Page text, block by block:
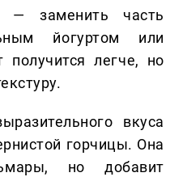
— заменить часть
йогуртом или
получится легче, но
вкуса
горчицы. Она
но добавит